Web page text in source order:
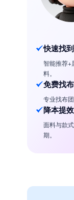
快速找
智能推荐+
料。
免费找布
专业找布
降本提效
面料与款
期。